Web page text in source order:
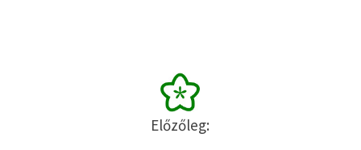
Előzőleg: